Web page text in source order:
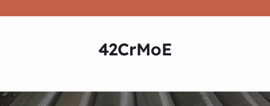
42CrMoE